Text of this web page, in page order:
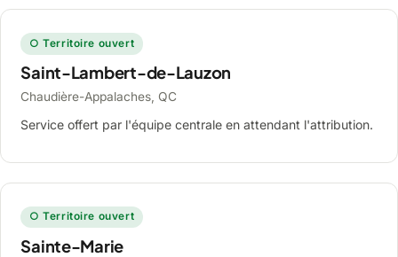
○ Territoire ouvert
Saint-Lambert-de-Lauzon
Chaudière-Appalaches, QC
Service offert par l'équipe centrale en attendant l'attribution.
○ Territoire ouvert
Sainte-Marie